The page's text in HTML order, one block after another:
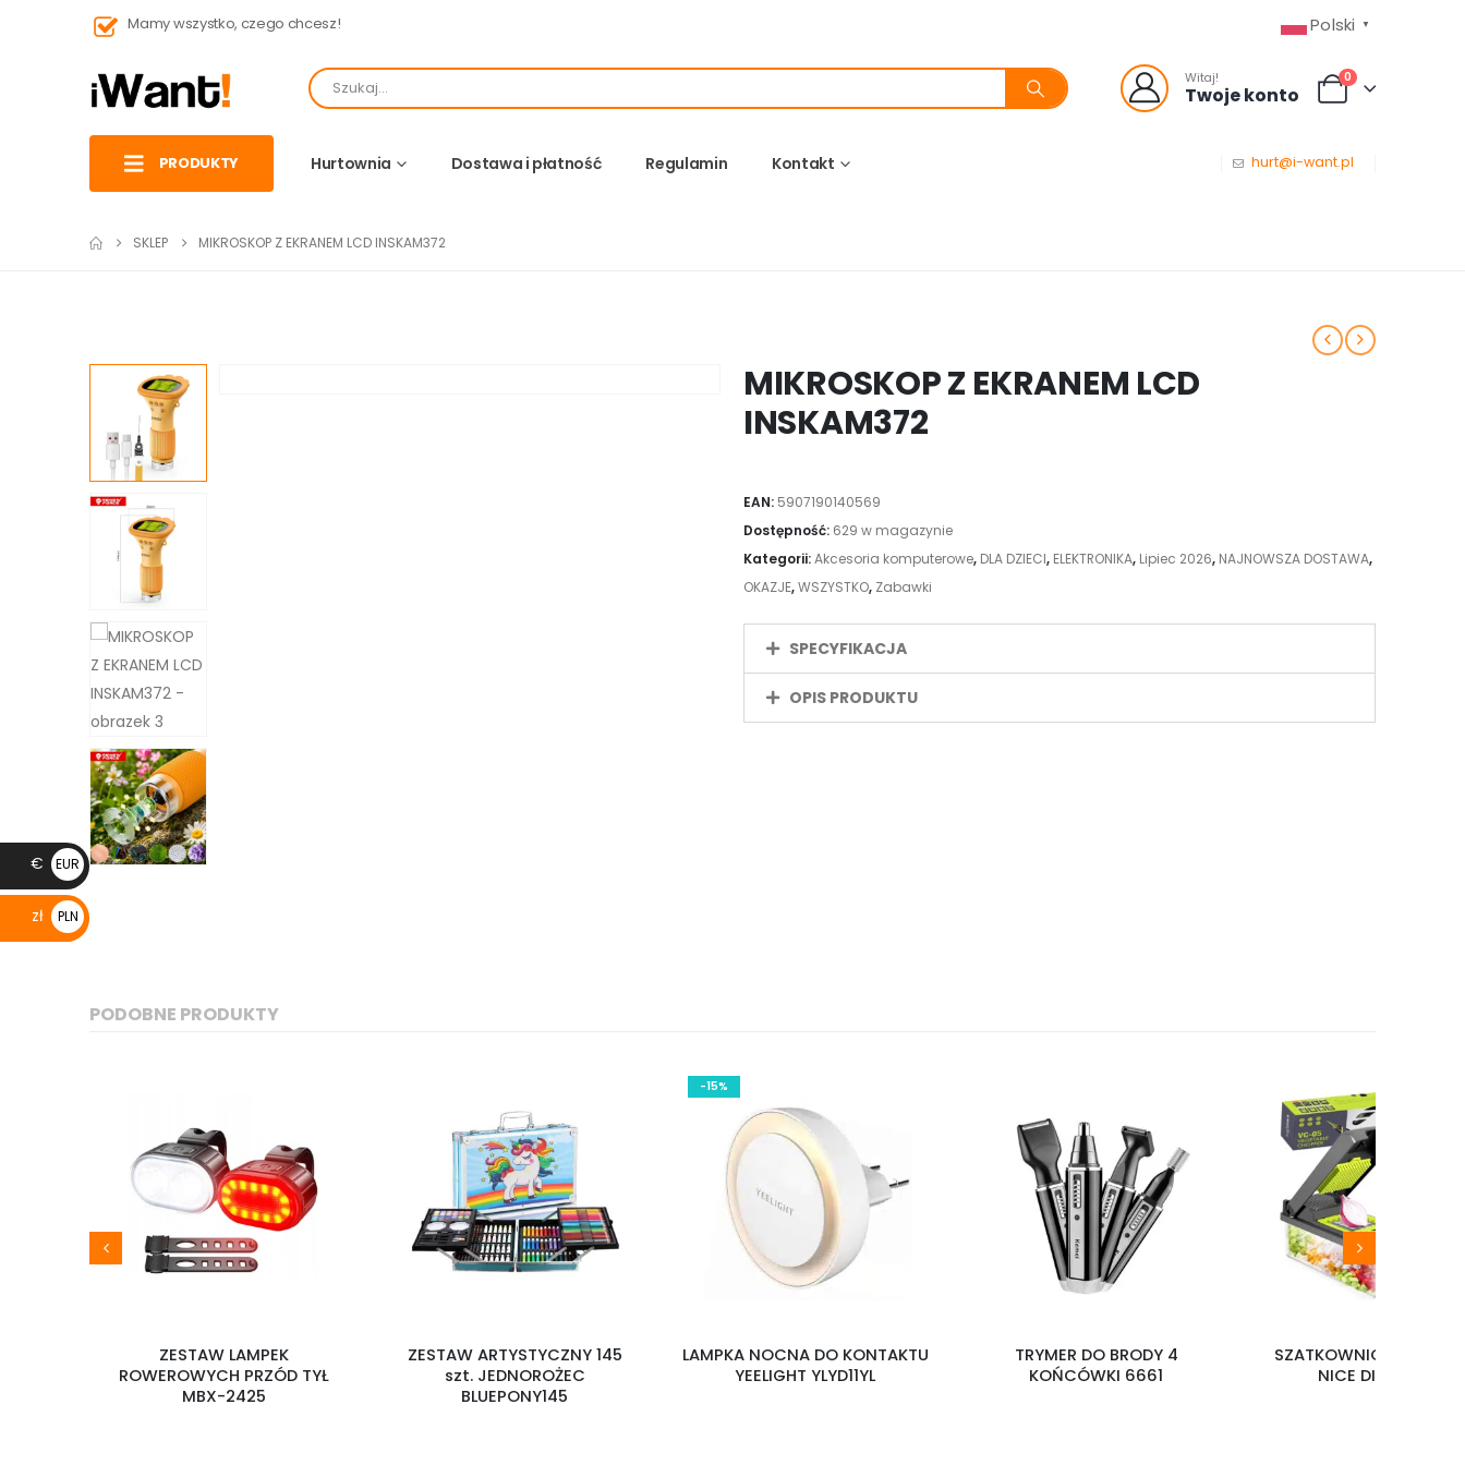
Mamy wszystko, czego chcesz! Polski ▼
Witaj!
Twoje konto
0
PRODUKTY Hurtownia Dostawa i płatność Regulamin Kontakt hurt@i-want.pl
SKLEP MIKROSKOP Z EKRANEM LCD INSKAM372
MIKROSKOP Z EKRANEM LCD
INSKAM372
EAN: 5907190140569
Dostępność: 629 w magazynie
Kategorii:Akcesoria komputerowe, DLA DZIECI, ELEKTRONIKA, Lipiec 2026, NAJNOWSZA DOSTAWA,
OKAZJE,WSZYSTKO, Zabawki
SPECYFIKACJA
OPIS PRODUKTU
PODOBNE PRODUKTY
PRZÓD TYŁ
ZESTAW ARTYSTYCZNY 145
szt. JEDNOROŻEC
LAMPKA NOCNA DO KONTAKTU
YEELIGHT YLYD11YL
TRYMER DO BRODY 4
KOŃCÓWKI 6661
SZATKOWNICA DO WARZYW
NICE DICE VC-05
€
EUR
€
zł
PLN
zł